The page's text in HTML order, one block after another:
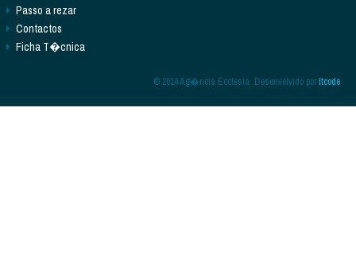
Passo a rezar
Contactos
Ficha T�cnica
© 2014 Ag�ncia Ecclesia. Desenvolvido porItcode